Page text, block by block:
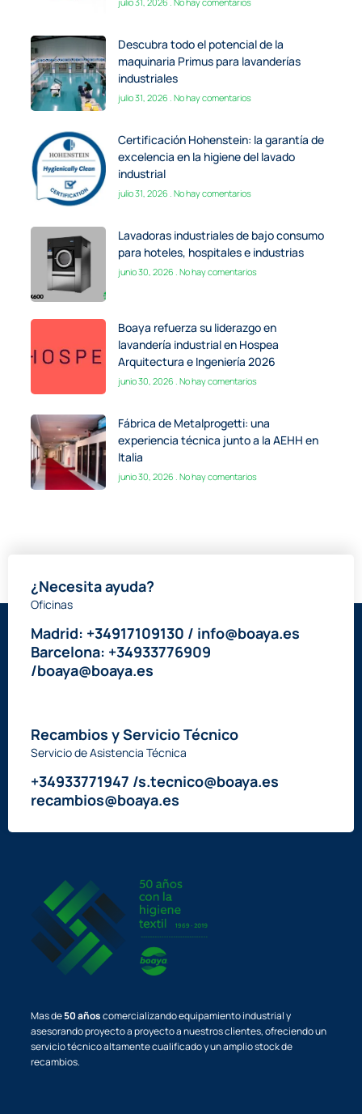
Descubra todo el potencial de la
maquinaria Primus para lavanderías
industriales
julio 31, 2026 No hay comentarios
Certificación Hohenstein: la garantía de
excelencia en la higiene del lavado
industrial
julio 31, 2026 No hay comentarios
Lavadoras industriales de bajo consumo
para hoteles, hospitales e industrias
junio 30, 2026 No hay comentarios
Boaya refuerza su liderazgo en
lavandería industrial en Hospea
Arquitectura e Ingeniería 2026
junio 30, 2026 No hay comentarios
Fábrica de Metalprogetti: una
experiencia técnica junto a la AEHH en
Italia
junio 30, 2026 No hay comentarios
¿Necesita ayuda?
Oficinas
Madrid: +34917109130 / info@boaya.es
Barcelona: +34933776909
/boaya@boaya.es
Recambios y Servicio Técnico
Servicio de Asistencia Técnica
+34933771947 /s.tecnico@boaya.es
recambios@boaya.es
Mas de50 añoscomercializando equipamiento industrial y
asesorando proyecto a proyecto a nuestros clientes, ofreciendo un
servicio técnico altamente cualificado y un amplio stock de
recambios.